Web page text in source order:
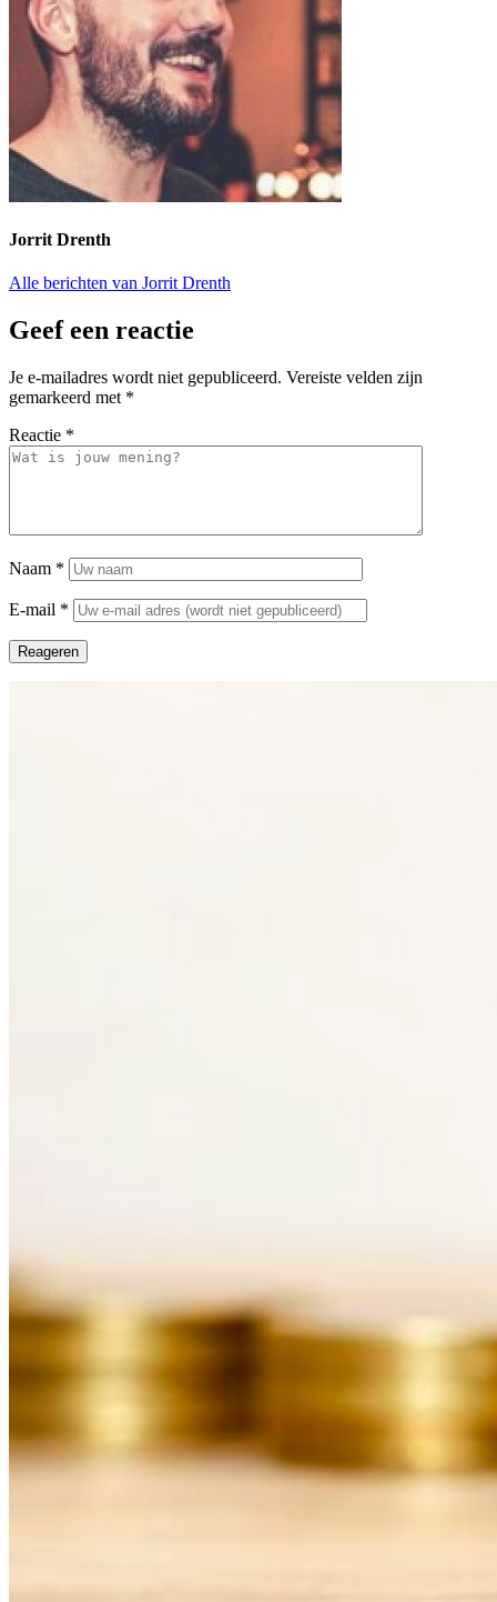
Jorrit Drenth
Alle berichten van Jorrit Drenth
Geef een reactie
Je e-mailadres wordt niet gepubliceerd. Vereiste velden zijn
gemarkeerd met *
Reactie *
Naam *
E-mail *
Reageren